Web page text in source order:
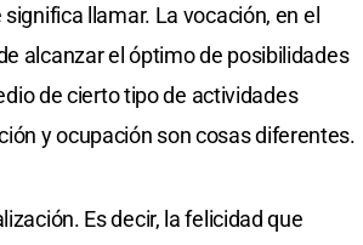
llamar. La vocación, en el
alcanzar el óptimo de posibilidades
de cierto tipo de actividades
y ocupación son cosas diferentes.
Es decir, la felicidad que